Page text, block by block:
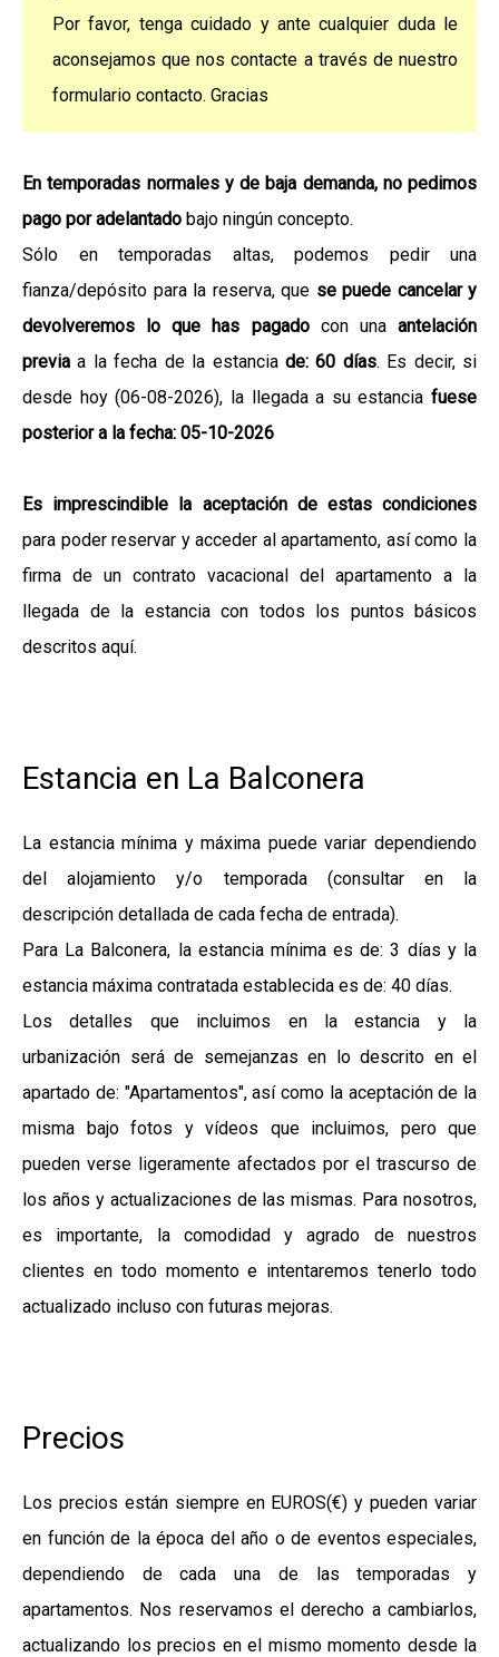
Por favor, tenga cuidado y ante cualquier duda le
aconsejamos que nos contacte a través de nuestro
formulario contacto. Gracias
En temporadas normales y de baja demanda, no pedimos
pago por adelantado bajo ningún concepto.
Sólo en temporadas altas, podemos pedir una
fianza/depósito para la reserva, que se puede cancelar y
devolveremos lo que has pagadocon unaantelación
previa a la fecha de la estancia de: 60 días. Es decir, si
desde hoy (06-08-2026), la llegada a su estancia fuese
posterior a la fecha: 05-10-2026
Es imprescindible la aceptación de estas condiciones
para poder reservar y acceder al apartamento, así como la
firma de un contrato vacacional del apartamento a la
llegada de la estancia con todos los puntos básicos
descritos aquí.
Estancia en La Balconera
La estancia mínima y máxima puede variar dependiendo
del alojamiento y/o temporada (consultar en la
descripción detallada de cada fecha de entrada).
Para La Balconera, la estancia mínima es de: 3 días y la
estancia máxima contratada establecida es de: 40 días.
Los detalles que incluimos en la estancia y la
urbanización será de semejanzas en lo descrito en el
apartado de: "Apartamentos", así como la aceptación de la
misma bajo fotos y vídeos que incluimos, pero que
pueden verse ligeramente afectados por el trascurso de
los años y actualizaciones de las mismas. Para nosotros,
es importante, la comodidad y agrado de nuestros
clientes en todo momento e intentaremos tenerlo todo
actualizado incluso con futuras mejoras.
Precios
Los precios están siempre en EUROS(€) y pueden variar
en función de la época del año o de eventos especiales,
dependiendo de cada una de las temporadas y
apartamentos. Nos reservamos el derecho a cambiarlos,
actualizando los precios en el mismo momento desde la